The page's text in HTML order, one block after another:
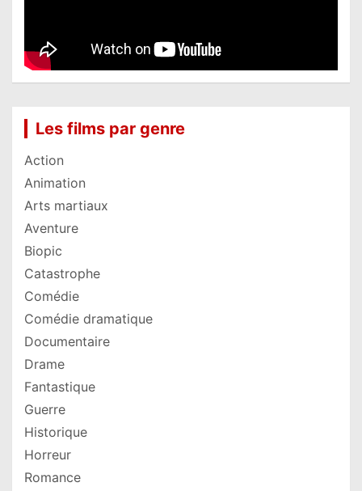
Les films par genre
Action
Animation
Arts martiaux
Aventure
Biopic
Catastrophe
Comédie
Comédie dramatique
Documentaire
Drame
Fantastique
Guerre
Historique
Horreur
Romance